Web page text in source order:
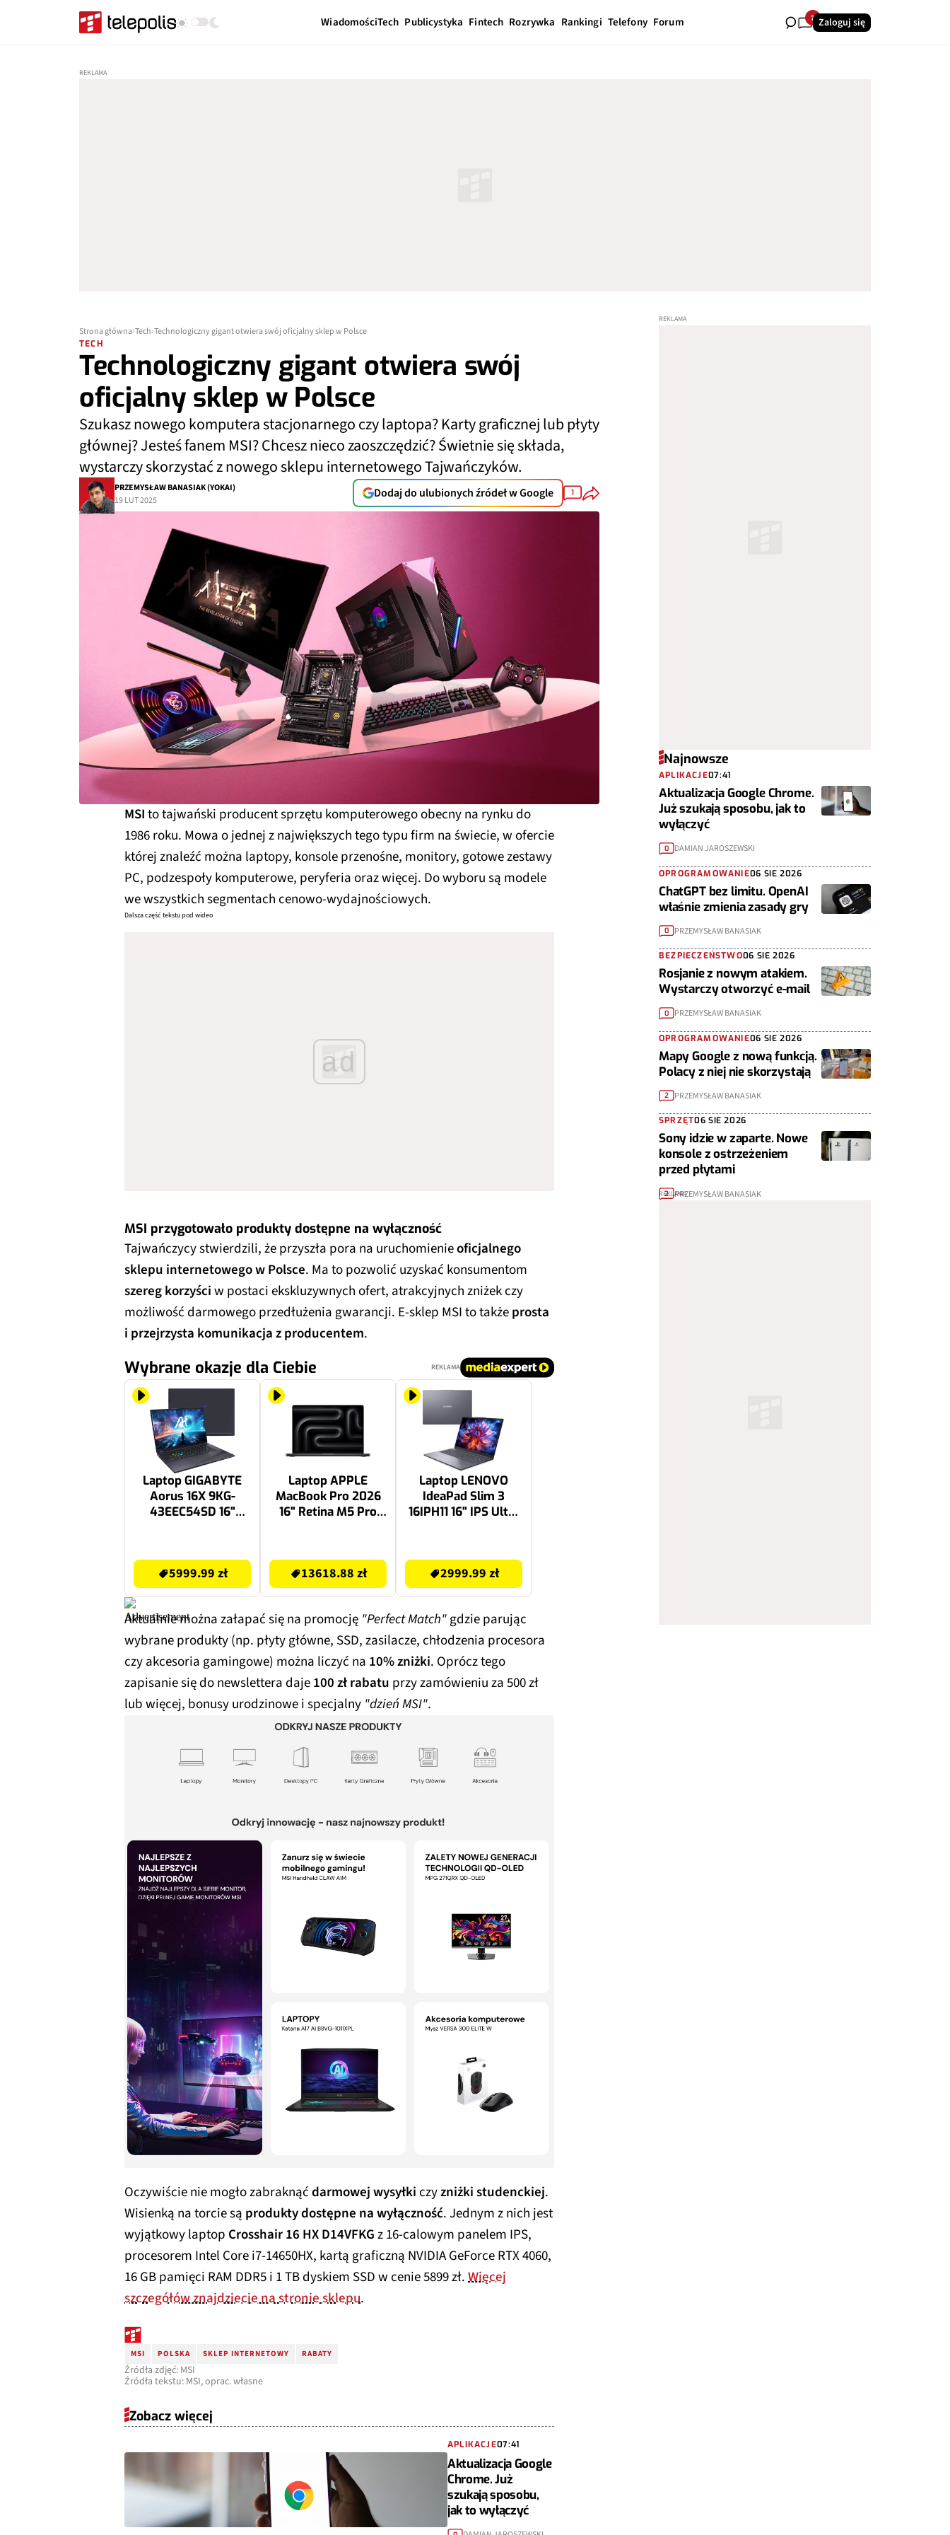
WiadomościTech Publicystyka Fintech Rozrywka Rankingi Telefony Forum 7 Zaloguj się
Strona główna Tech Technologiczny gigant otwiera swój oficjalny sklep w Polsce
TECH
Technologiczny gigant otwiera swój
oficjalny sklep w Polsce
Szukasz nowego komputera stacjonarnego czy laptopa? Karty graficznej lub płyty
głównej? Jesteś fanem MSI? Chcesz nieco zaoszczędzić? Świetnie się składa,
wystarczy skorzystać z nowego sklepu internetowego Tajwańczyków.
PRZEMYSŁAW BANASIAK (YOKAI)
19 LUT 2025
Dodaj do ulubionych źródeł w Google 1
MSIto tajwański producent sprzętu komputerowego obecny na rynku do
1986 roku. Mowa o jednej z największych tego typu firm na świecie, w ofercie
której znaleźć można laptopy, konsole przenośne, monitory, gotowe zestawy
PC, podzespoły komputerowe, peryferia oraz więcej. Do wyboru są modele
we wszystkich segmentach cenowo-wydajnościowych.
Dalsza część tekstu pod wideo
ad
MSI przygotowało produkty dostępne na wyłączność
Tajwańczycy stwierdzili, że przyszła pora na uruchomienieoficjalnego
sklepu internetowego w Polsce. Ma to pozwolić uzyskać konsumentom
szereg korzyściw postaci ekskluzywnych ofert, atrakcyjnych zniżek czy
możliwość darmowego przedłużenia gwarancji. E-sklep MSI to takżeprosta
i przejrzysta komunikacja z producentem.
Wybrane okazje dla Ciebie REKLAMA
Laptop GIGABYTE
Aorus 16X 9KG-
43EEC54SD 16"
GeForce RTX4060
DLSS 3, Funkcje AI
5999.99 zł
Laptop APPLE
MacBook Pro 2026
16" Retina M5 Pro
czerń
13618.88 zł
Laptop LENOVO
IdeaPad Slim 3
16IPH11 16" IPS Ultra
11 Home, Funkcje AI
2999.99 zł
Aktualnie można załapać się na promocję "Perfect Match"gdzie parując
wybrane produkty (np. płyty główne, SSD, zasilacze, chłodzenia procesora
czy akcesoria gamingowe) można liczyć na 10% zniżki. Oprócz tego
zapisanie się do newslettera daje100 zł rabatu przy zamówieniu za 500 zł
lub więcej, bonusy urodzinowe i specjalny "dzień MSI".
Oczywiście nie mogło zabraknąćdarmowej wysyłkiczyzniżki studenckiej.
Wisienką na torcie są produkty dostępne na wyłączność. Jednym z nich jest
wyjątkowy laptop Crosshair 16 HX D14VFKGz 16-calowym panelem IPS,
procesorem Intel Core i7-14650HX, kartą graficzną NVIDIA GeForce RTX 4060,
16 GB pamięci RAM DDR5 i 1 TB dyskiem SSD w cenie 5899 zł.Więcej
szczegółów znajdziecie na stronie sklepu.
MSI POLSKA SKLEP INTERNETOWY RABATY
Źródła zdjęć: MSI
Źródła tekstu: MSI, oprac. własne
Zobacz więcej
APLIKACJE07:41
Aktualizacja Google
Chrome. Już
szukają sposobu,
jak to wyłączyć
Najnowsze
APLIKACJE07:41
Aktualizacja Google Chrome.
Już szukają sposobu, jak to
wyłączyć
0 DAMIAN JAROSZEWSKI
OPROGRAMOWANIE06 SIE 2026
ChatGPT bez limitu. OpenAI
właśnie zmienia zasady gry
0 PRZEMYSŁAW BANASIAK
BEZPIECZEŃSTWO06 SIE 2026
Rosjanie z nowym atakiem.
Wystarczy otworzyć e-mail
0 PRZEMYSŁAW BANASIAK
OPROGRAMOWANIE06 SIE 2026
Mapy Google z nową funkcją.
Polacy z niej nie skorzystają
2 PRZEMYSŁAW BANASIAK
SPRZĘT06 SIE 2026
Sony idzie w zaparte. Nowe
konsole z ostrzeżeniem
przed płytami
2 PRZEMYSŁAW BANASIAK